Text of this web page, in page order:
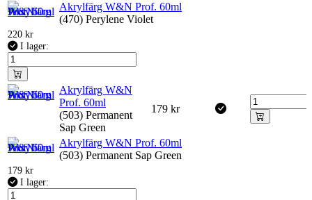
Akrylfärg W&N Prof. 60ml
(470) Perylene Violet
220 kr
I lager:
Akrylfärg W&N
Prof. 60ml
(503) Permanent
Sap Green
179 kr
Akrylfärg W&N Prof. 60ml
(503) Permanent Sap Green
179 kr
I lager: